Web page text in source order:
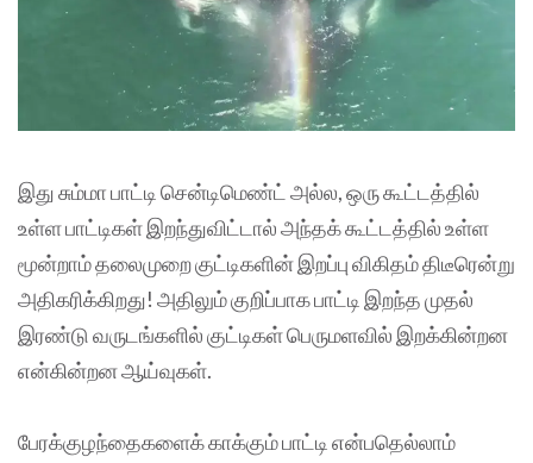
இது சும்மா பாட்டி சென்டிமெண்ட் அல்ல, ஒரு கூட்டத்தில்
உள்ள பாட்டிகள் இறந்துவிட்டால் அந்தக் கூட்டத்தில் உள்ள
மூன்றாம் தலைமுறை குட்டிகளின் இறப்பு விகிதம் திடீரென்று
அதிகரிக்கிறது! அதிலும் குறிப்பாக பாட்டி இறந்த முதல்
இரண்டு வருடங்களில் குட்டிகள் பெருமளவில் இறக்கின்றன
என்கின்றன ஆய்வுகள்.
பேரக்குழந்தைகளைக் காக்கும் பாட்டி என்பதெல்லாம்